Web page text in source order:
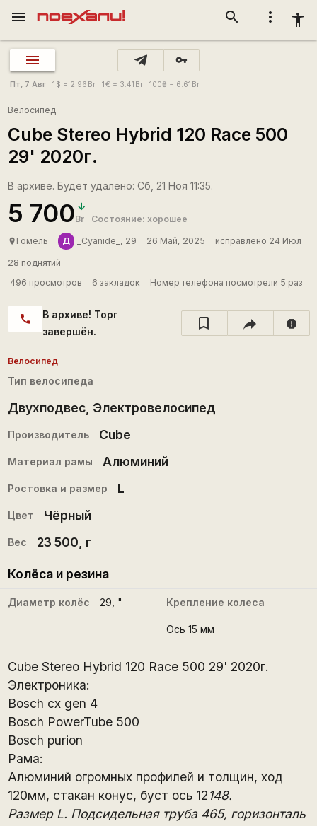
more_vert accessibility_new
search
menu
vpn_key
Пт, 7 Авг 1 $ = 2.96 Br 1€ = 3.41 Br 100₴ = 6.61 Br
Велосипед
Cube Stereo Hybrid 120 Race 500
29' 2020г.
В архиве. Будет удалено: Сб, 21 Ноя 11:35.
5 700Br Состояние: хорошее
place Гомель Д _Cyanide_, 29 26 Май, 2025 исправлено 24 Июл
28 поднятий
496 просмотров
6 закладок Номер телефона посмотрели 5 раз
call
В архиве! Торг
завершён.
report
Велосипед
Тип велосипеда
Двухподвес, Электровелосипед
Производитель Cube
Материал рамы Алюминий
Ростовка и размер L
Цвет Чёрный
Вес 23 500 , г
Колёса и резина
Диаметр колёс 29 , " Крепление колеса
Ось 15 мм
Cube Stereo Hybrid 120 Race 500 29' 2020г.
Электроника:
Bosch cx gen 4
Bosch PowerTube 500
Bosch purion
Рама:
Алюминий огромных профилей и толщин, ход
120мм, стакан конус, буст ось 12148.
Размер L. Подсидельная труба 465, горизонталь